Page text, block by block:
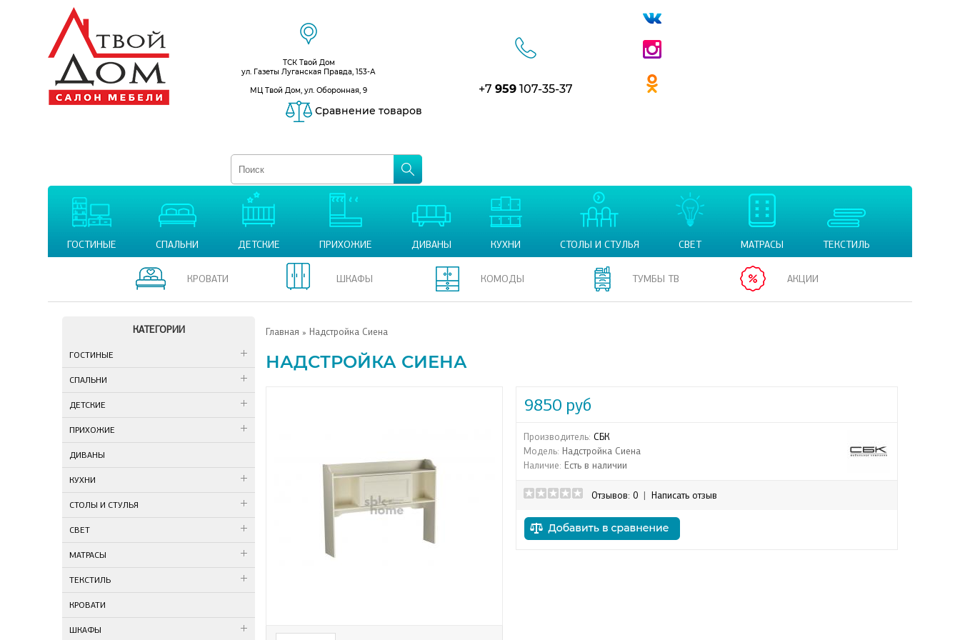
ТСК Твой Дом
ул. Газеты Луганская Правда, 153-А
МЦ Твой Дом, ул. Оборонная, 9
+7 959 107-35-37
Сравнение товаров
ГОСТИНЫЕ СПАЛЬНИ ДЕТСКИЕ ПРИХОЖИЕ ДИВАНЫ КУХНИ СТОЛЫ И СТУЛЬЯ СВЕТ МАТРАСЫ ТЕКСТИЛЬ
КРОВАТИ ШКАФЫ КОМОДЫ ТУМБЫ ТВ АКЦИИ
КАТЕГОРИИ
ГОСТИНЫЕ
СПАЛЬНИ
ДЕТСКИЕ
ПРИХОЖИЕ
ДИВАНЫ
КУХНИ
СТОЛЫ И СТУЛЬЯ
СВЕТ
МАТРАСЫ
ТЕКСТИЛЬ
КРОВАТИ
ШКАФЫ
Главная » Надстройка Сиена
НАДСТРОЙКА СИЕНА
9850 руб
Производитель: СБК
Модель: Надстройка Сиена
Наличие: Есть в наличии
Отзывов: 0 Написать отзыв